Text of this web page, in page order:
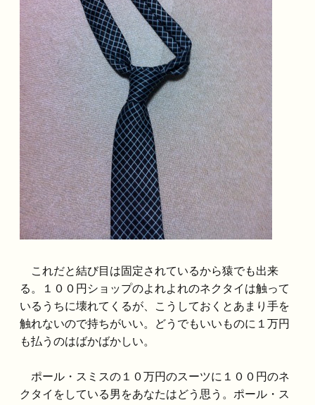
これだと結び目は固定されているから猿でも出来
る。１００円ショップのよれよれのネクタイは触って
いるうちに壊れてくるが、こうしておくとあまり手を
触れないので持ちがいい。どうでもいいものに１万円
も払うのはばかばかしい。
ポール・スミスの１０万円のスーツに１００円のネ
クタイをしている男をあなたはどう思う。ポール・ス